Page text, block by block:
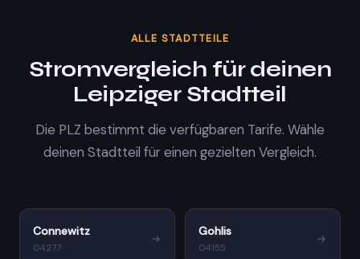
ALLE STADTTEILE
Stromvergleich für deinen
Leipziger Stadtteil
Die PLZ bestimmt die verfügbaren Tarife. Wähle
deinen Stadtteil für einen gezielten Vergleich.
Connewitz
04277
Gohlis
04155